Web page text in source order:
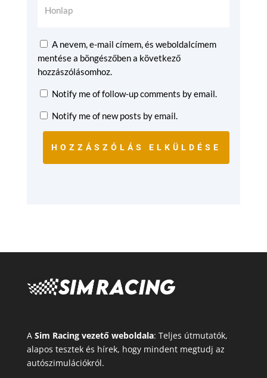
A nevem, e-mail címem, és weboldalcímem
mentése a böngészőben a következő
hozzászólásomhoz.
Notify me of follow-up comments by email.
Notify me of new posts by email.
HOZZÁSZÓLÁS ELKÜLDÉSE
A Sim Racing vezető weboldala: Teljes útmutatók,
alapos tesztek és hírek, hogy mindent megtudj az
autószimulációkról.